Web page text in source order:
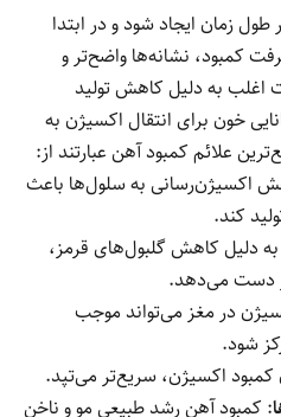
سلامت بدن است که وظیفه اصلی
قرمز است. هموگلوبین
به تمام اندام‌ها و بافت‌ها
بدن در تولید هموگلوبین دچار
مختل می‌شود، نتیجه آن
تمرکز خواهد بود.
در عملکرد صحیح سیستم
مغزی در کودکان و حفظ
است. کمبود این ماده، به‌خصوص
و ورزشکاران، شایع‌تر است و در
کم‌خونی و عوارض جدی شود.